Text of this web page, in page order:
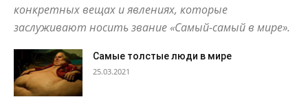
конкретных вещах и явлениях, которые
заслуживают носить звание «Самый-самый в мире».
Самые толстые люди в мире
25.03.2021